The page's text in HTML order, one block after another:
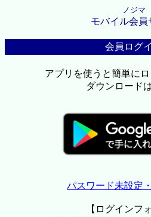
ノジマ
モバイル会員
会員ログ
アプリを使うと簡単に
ダウンロード
パスワード未設定
【ログインフ